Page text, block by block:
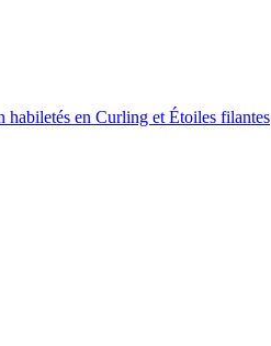
habiletés en Curling et Étoiles filantes